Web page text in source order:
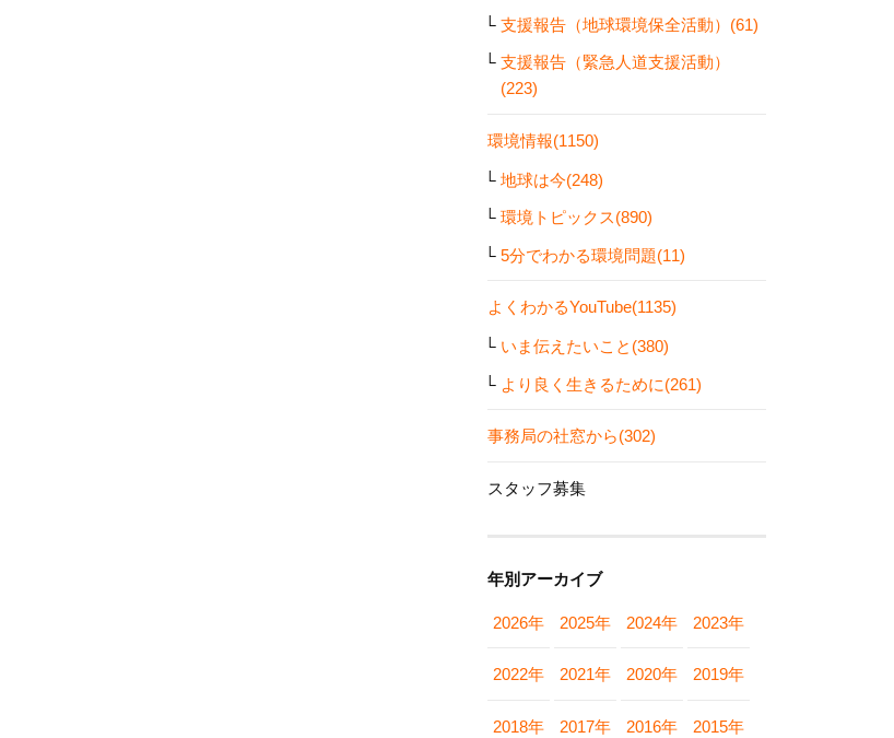
支援報告（地球環境保全活動）(61)
支援報告（緊急人道支援活動）
(223)
環境情報(1150)
地球は今(248)
環境トピックス(890)
5分でわかる環境問題(11)
よくわかるYouTube(1135)
いま伝えたいこと(380)
より良く生きるために(261)
事務局の社窓から(302)
スタッフ募集
年別アーカイブ
2026年 2025年 2024年 2023年
2022年 2021年 2020年 2019年
2018年 2017年 2016年 2015年